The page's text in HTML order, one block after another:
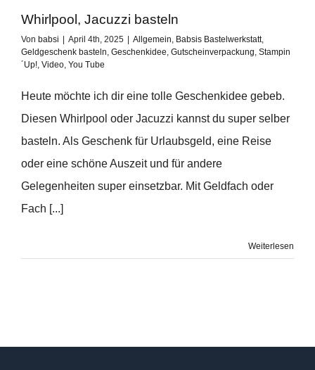
Whirlpool, Jacuzzi basteln
Von babsi April 4th, 2025 Allgemein, Babsis Bastelwerkstatt,
Geldgeschenk basteln, Geschenkidee, Gutscheinverpackung, Stampin
´Up!, Video, You Tube
Heute möchte ich dir eine tolle Geschenkidee gebeb.
Diesen Whirlpool oder Jacuzzi kannst du super selber
basteln. Als Geschenk für Urlaubsgeld, eine Reise
oder eine schöne Auszeit und für andere
Gelegenheiten super einsetzbar. Mit Geldfach oder
Fach [...]
Weiterlesen